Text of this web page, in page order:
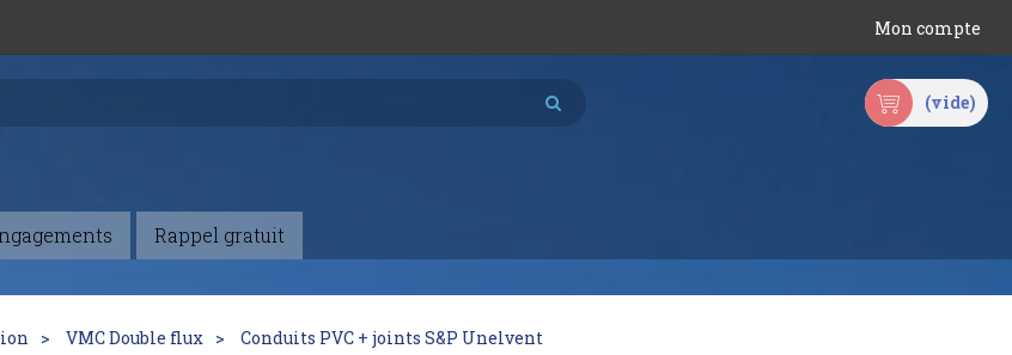
Mon compte
(vide)
Rappel gratuit
VMC Double flux Conduits PVC + joints S&P Unelvent